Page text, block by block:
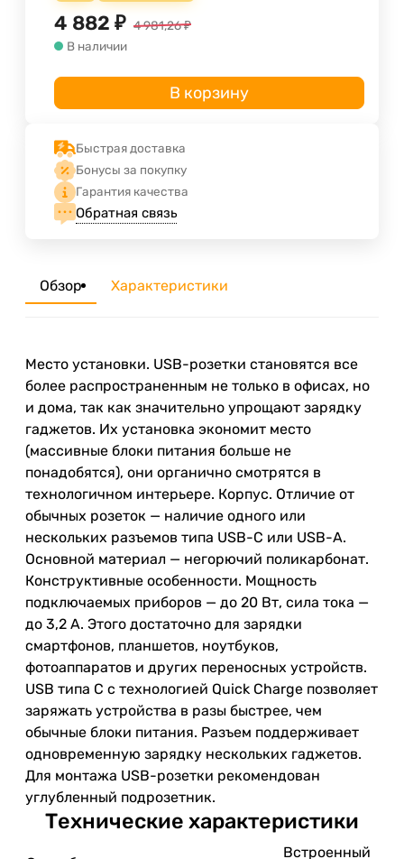
4 882 ₽ 4 981,26₽
В наличии
В корзину
Быстрая доставка
Бонусы за покупку
Гарантия качества
Обратная связь
Обзор Характеристики
Место установки. USB-розетки становятся все
более распространенным не только в офисах, но
и дома, так как значительно упрощают зарядку
гаджетов. Их установка экономит место
(массивные блоки питания больше не
понадобятся), они органично смотрятся в
технологичном интерьере. Корпус. Отличие от
обычных розеток — наличие одного или
нескольких разъемов типа USB-С или USB-A.
Основной материал — негорючий поликарбонат.
Конструктивные особенности. Мощность
подключаемых приборов — до 20 Вт, сила тока —
до 3,2 А. Этого достаточно для зарядки
смартфонов, планшетов, ноутбуков,
фотоаппаратов и других переносных устройств.
USB типа C с технологией Quick Charge позволяет
заряжать устройства в разы быстрее, чем
обычные блоки питания. Разъем поддерживает
одновременную зарядку нескольких гаджетов.
Для монтажа USB-розетки рекомендован
углубленный подрозетник.
Технические характеристики
Встроенный